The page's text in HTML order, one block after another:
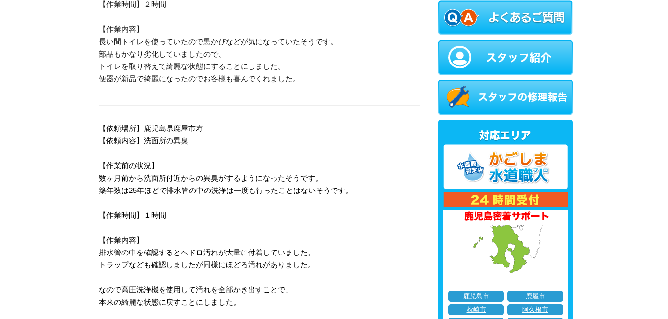
【作業時間】２時間
【作業内容】
長い間トイレを使っていたので黒かびなどが気になっていたそうです。
部品もかなり劣化していましたので、
トイレを取り替えて綺麗な状態にすることにしました。
便器が新品で綺麗になったのでお客様も喜んでくれました。
【依頼場所】鹿児島県鹿屋市寿
【依頼内容】洗面所の異臭
【作業前の状況】
数ヶ月前から洗面所付近からの異臭がするようになったそうです。
築年数は25年ほどで排水管の中の洗浄は一度も行ったことはないそうです。
【作業時間】１時間
【作業内容】
排水管の中を確認するとヘドロ汚れが大量に付着していました。
トラップなども確認しましたが同様にほどろ汚れがありました。
なので高圧洗浄機を使用して汚れを全部かき出すことで、
本来の綺麗な状態に戻すことにしました。
鹿児島市
鹿屋市
枕崎市
阿久根市